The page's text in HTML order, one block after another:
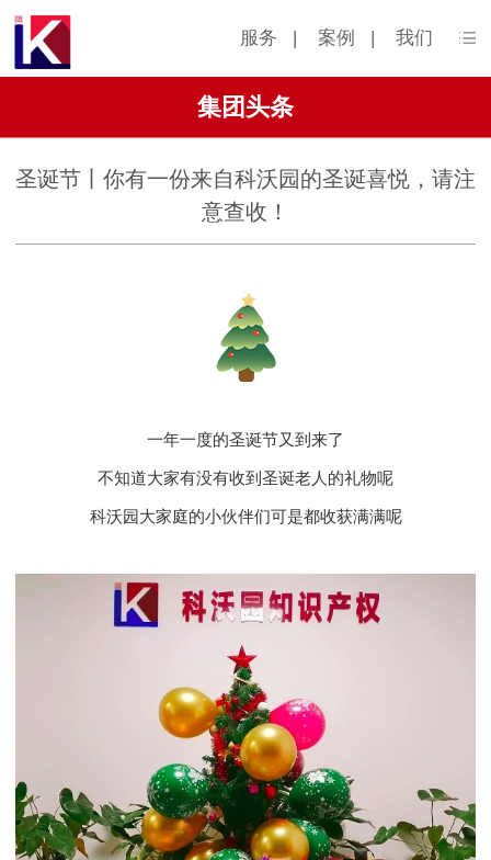
服务 | 案例 | 我们
集团头条
圣诞节丨你有一份来自科沃园的圣诞喜悦，请注
意查收！
一年一度的圣诞节又到来了
不知道大家有没有收到圣诞老人的礼物呢
科沃园大家庭的小伙伴们可是都收获满满呢